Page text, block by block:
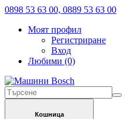
0898 53 63 00, 0889 53 63 00
Моят профил
Регистриране
Вход
Любими (0)
Кошница